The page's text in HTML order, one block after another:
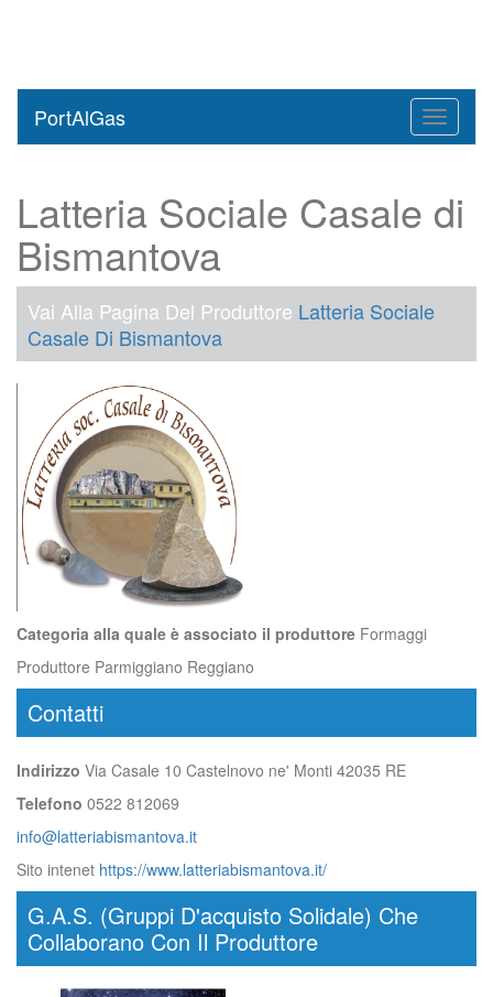
Toggle
PortAlGas
Latteria Sociale Casale di
Bismantova
Vai Alla Pagina Del Produttore Latteria Sociale
Casale Di Bismantova
Categoria alla quale è associato il produttore Formaggi
Produttore Parmiggiano Reggiano
Contatti
Indirizzo Via Casale 10 Castelnovo ne' Monti 42035 RE
Telefono 0522 812069
info@latteriabismantova.it
Sito intenet https://www.latteriabismantova.it/
G.A.S. (Gruppi D'acquisto Solidale) Che
Collaborano Con Il Produttore